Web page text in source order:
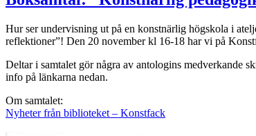
Hur ser undervisning ut på en konstnärlig högskola i
reflektioner”! Den 20 november kl 16-18 har vi på
Deltar i samtalet gör några av antologins medverkande
info på länkarna nedan.
Om samtalet:
Nyheter från biblioteket – Konstfack